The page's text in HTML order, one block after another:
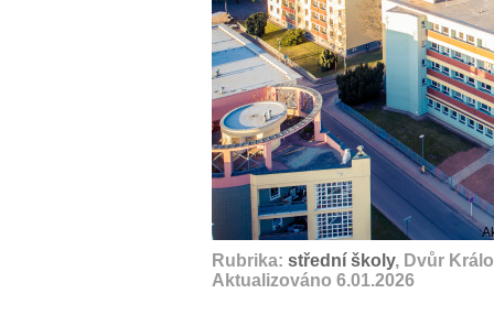
Rubrika: střední školy, Dvůr
Aktualizováno 6.01.2026